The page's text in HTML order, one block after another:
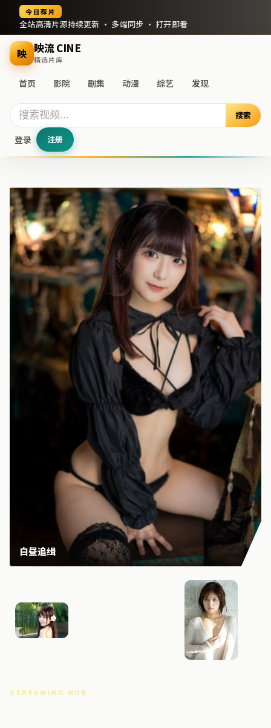
今日荐片
全站高清片源持续更新 · 多端同步 · 打开即看
映 映流 CINE
精选片库
首页 影院 剧集 动漫 综艺 发现
搜索
登录 注册
STREAMING HUB
白昼追缉